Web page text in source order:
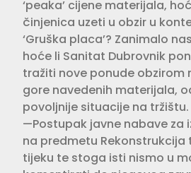
‘peaka’ cijene materijala,
činjenica uzeti u obzir u
‘Gruška placa’? Zanimalo
hoće li Sanitat Dubrovnik
tražiti nove ponude obzirom
gore navedenih materijala,
povoljnije situacije na tržištu.
—Postupak javne nabave za
na predmetu Rekonstrukcija
tijeku te stoga isti nismo u